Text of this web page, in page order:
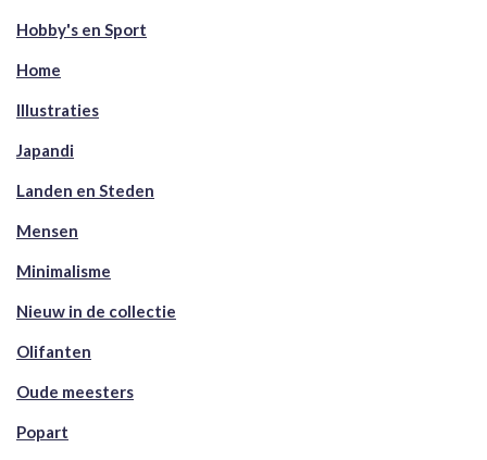
Hobby's en Sport
Home
Illustraties
Japandi
Landen en Steden
Mensen
Minimalisme
Nieuw in de collectie
Olifanten
Oude meesters
Popart